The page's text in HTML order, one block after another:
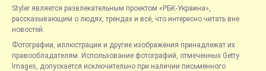
Styler является развлекательным проектом «РБК-Украина»,
рассказывающим о людях, трендах и всё, что интересно читать вне
новостей.
Фотографии, иллюстрации и другие изображения принадлежат их
правообладателям. Использование фотографий, отмеченных Getty
Images, допускается исключительно при наличии письменного